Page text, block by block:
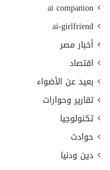
ai companion
ai-girlfriend
أخبار مصر
اقتصاد
بعيد عن الأضواء
تقارير وحوارات
تكنولوجيا
حوادث
دين ودنيا